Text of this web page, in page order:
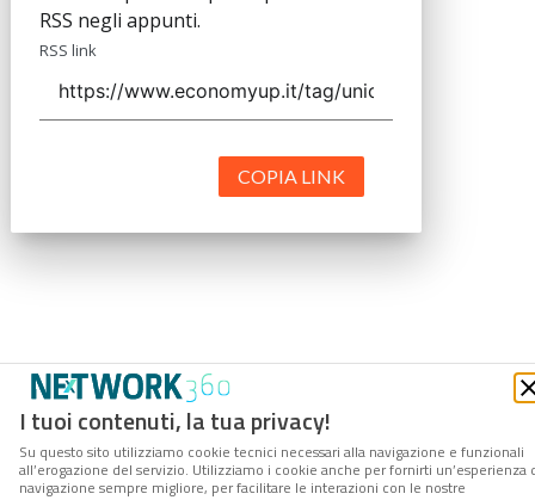
I tuoi contenuti, la tua privacy!
Su questo sito utilizziamo cookie tecnici necessari alla navigazione e funzionali
all’erogazione del servizio. Utilizziamo i cookie anche per fornirti un’esperienza
navigazione sempre migliore, per facilitare le interazioni con le nostre
RSS negli appunti.
RSS link
COPIA LINK